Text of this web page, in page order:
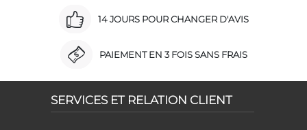
14 JOURS POUR CHANGER D'AVIS
PAIEMENT EN 3 FOIS SANS FRAIS
SERVICES ET RELATION CLIENT